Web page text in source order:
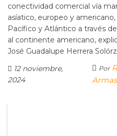
conectividad comercial vía
asíatico, europeo y
Pacífico y Atlántico a través
al continente americano,
José Guadalupe Herrera
12 noviembre,
2024
Por
Armas